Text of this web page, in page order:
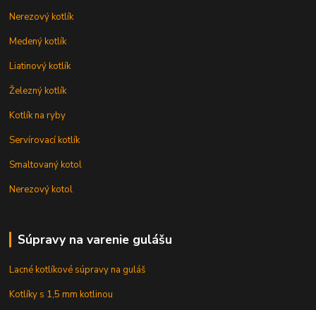
Nerezový kotlík
Medený kotlík
Liatinový kotlík
Železný kotlík
Kotlík na ryby
Servírovací kotlík
Smaltovaný kotol
Nerezový kotol
Súpravy na varenie gulášu
Lacné kotlíkové súpravy na guláš
Kotlíky s 1,5 mm kotlinou